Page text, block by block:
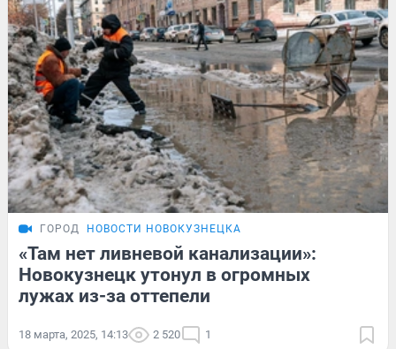
ГОРОД НОВОСТИ НОВОКУЗНЕЦКА
«Там нет ливневой канализации»:
Новокузнецк утонул в огромных
лужах из-за оттепели
18 марта, 2025, 14:13 2 520 1